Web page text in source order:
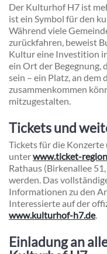
Der Kulturhof H7 ist
ist ein Symbol für den
Während viele
zurückfahren, beweist
Kultur eine Investition
ein Ort der Begegnung,
sein – ein Platz, an dem
zusammenkommen
mitzugestalten.
Tickets und
Tickets für die
unterwww.ticket-
Rathaus (Birkenallee
werden. Das
Informationen zu den
Interessierte auf der
www.kulturhof-h7.de.
Einladung an